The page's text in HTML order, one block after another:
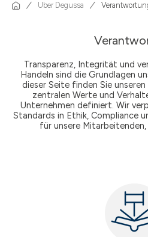
Über Degussa
Transparenz, Integrität und
Handeln sind die Grundlagen
dieser Seite finden Sie
zentralen Werte und
Unternehmen definiert. Wir
Standards in Ethik, Compliance
für unsere Mitarbeitenden,